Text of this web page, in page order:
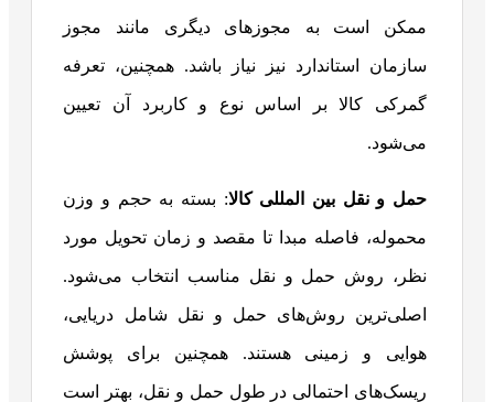
ممکن است به مجوزهای دیگری مانند مجوز
سازمان استاندارد نیز نیاز باشد. همچنین، تعرفه
گمرکی کالا بر اساس نوع و کاربرد آن تعیین
می‌شود.
حمل و نقل بین المللی کالا: بسته به حجم و وزن
محموله، فاصله مبدا تا مقصد و زمان تحویل مورد
نظر، روش حمل و نقل مناسب انتخاب می‌شود.
اصلی‌ترین روش‌های حمل و نقل شامل دریایی،
هوایی و زمینی هستند. همچنین برای پوشش
ریسک‌های احتمالی در طول حمل و نقل، بهتر است